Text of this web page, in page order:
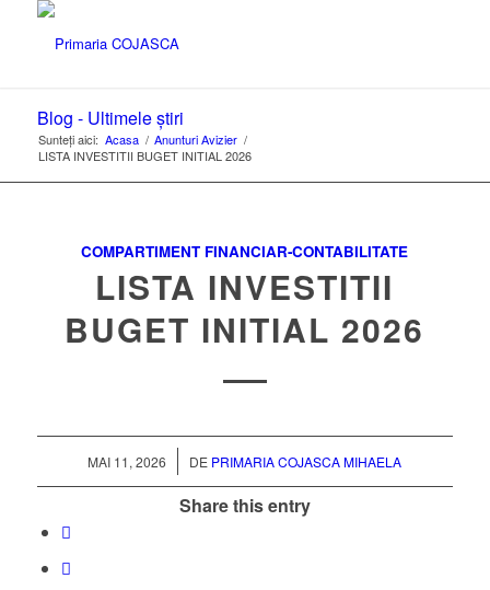
Blog - Ultimele știri
Sunteți aici: Acasa / Anunturi Avizier /
LISTA INVESTITII BUGET INITIAL 2026
COMPARTIMENT FINANCIAR-CONTABILITATE
LISTA INVESTITII
BUGET INITIAL 2026
MAI 11, 2026
/ DE PRIMARIA COJASCA MIHAELA
Share this entry